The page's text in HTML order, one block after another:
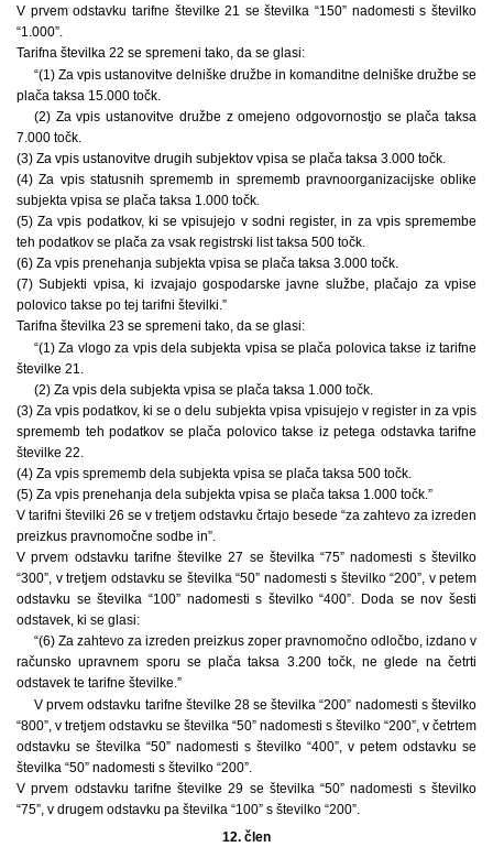
V prvem odstavku tarifne številke 21 se številka “150” nadomesti s številko
“1.000”.
Tarifna številka 22 se spremeni tako, da se glasi:
“(1) Za vpis ustanovitve delniške družbe in komanditne delniške družbe se
plača taksa 15.000 točk.
(2) Za vpis ustanovitve družbe z omejeno odgovornostjo se plača taksa
7.000 točk.
(3) Za vpis ustanovitve drugih subjektov vpisa se plača taksa 3.000 točk.
(4) Za vpis statusnih sprememb in sprememb pravnoorganizacijske oblike
subjekta vpisa se plača taksa 1.000 točk.
(5) Za vpis podatkov, ki se vpisujejo v sodni register, in za vpis spremembe
teh podatkov se plača za vsak registrski list taksa 500 točk.
(6) Za vpis prenehanja subjekta vpisa se plača taksa 3.000 točk.
(7) Subjekti vpisa, ki izvajajo gospodarske javne službe, plačajo za vpise
polovico takse po tej tarifni številki.”
Tarifna številka 23 se spremeni tako, da se glasi:
“(1) Za vlogo za vpis dela subjekta vpisa se plača polovica takse iz tarifne
številke 21.
(2) Za vpis dela subjekta vpisa se plača taksa 1.000 točk.
(3) Za vpis podatkov, ki se o delu subjekta vpisa vpisujejo v register in za vpis
sprememb teh podatkov se plača polovico takse iz petega odstavka tarifne
številke 22.
(4) Za vpis sprememb dela subjekta vpisa se plača taksa 500 točk.
(5) Za vpis prenehanja dela subjekta vpisa se plača taksa 1.000 točk.”
V tarifni številki 26 se v tretjem odstavku črtajo besede “za zahtevo za izreden
preizkus pravnomočne sodbe in”.
V prvem odstavku tarifne številke 27 se številka “75” nadomesti s številko
“300”, v tretjem odstavku se številka “50” nadomesti s številko “200”, v petem
odstavku se številka “100” nadomesti s številko “400”. Doda se nov šesti
odstavek, ki se glasi:
“(6) Za zahtevo za izreden preizkus zoper pravnomočno odločbo, izdano v
računsko upravnem sporu se plača taksa 3.200 točk, ne glede na četrti
odstavek te tarifne številke.”
V prvem odstavku tarifne številke 28 se številka “200” nadomesti s številko
“800”, v tretjem odstavku se številka “50” nadomesti s številko “200”, v četrtem
odstavku se številka “50” nadomesti s številko “400”, v petem odstavku se
številka “50” nadomesti s številko “200”.
V prvem odstavku tarifne številke 29 se številka “50” nadomesti s številko
“75”, v drugem odstavku pa številka “100” s številko “200”.
12. člen